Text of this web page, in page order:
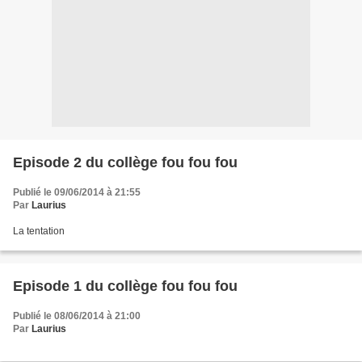
Episode 2 du collège fou fou fou
Publié le 09/06/2014 à 21:55
Par Laurius
La tentation
Episode 1 du collège fou fou fou
Publié le 08/06/2014 à 21:00
Par Laurius